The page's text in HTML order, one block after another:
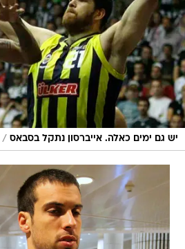
יש גם ימים כאלה. אייברסון נתקל בסבאס /